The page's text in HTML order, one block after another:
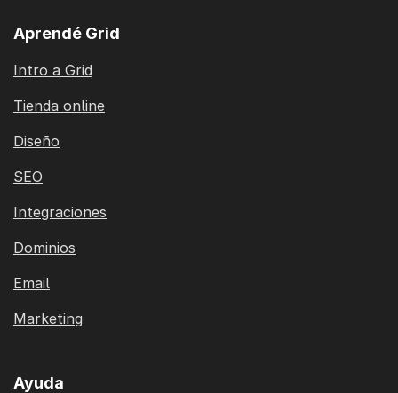
Aprendé Grid
Intro a Grid
Tienda online
Diseño
SEO
Integraciones
Dominios
Email
Marketing
Ayuda